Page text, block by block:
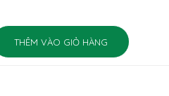
THÊM VÀO GIỎ HÀNG